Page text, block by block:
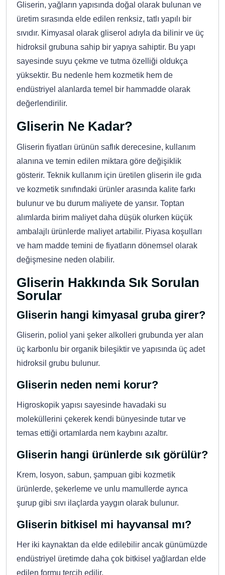
Gliserin, yağların yapısında doğal olarak bulunan ve
üretim sırasında elde edilen renksiz, tatlı yapılı bir
sıvıdır. Kimyasal olarak gliserol adıyla da bilinir ve üç
hidroksil grubuna sahip bir yapıya sahiptir. Bu yapı
sayesinde suyu çekme ve tutma özelliği oldukça
yüksektir. Bu nedenle hem kozmetik hem de
endüstriyel alanlarda temel bir hammadde olarak
değerlendirilir.
Gliserin Ne Kadar?
Gliserin fiyatları ürünün saflık derecesine, kullanım
alanına ve temin edilen miktara göre değişiklik
gösterir. Teknik kullanım için üretilen gliserin ile gıda
ve kozmetik sınıfındaki ürünler arasında kalite farkı
bulunur ve bu durum maliyete de yansır. Toptan
alımlarda birim maliyet daha düşük olurken küçük
ambalajlı ürünlerde maliyet artabilir. Piyasa koşulları
ve ham madde temini de fiyatların dönemsel olarak
değişmesine neden olabilir.
Gliserin Hakkında Sık Sorulan
Sorular
Gliserin hangi kimyasal gruba girer?
Gliserin, poliol yani şeker alkolleri grubunda yer alan
üç karbonlu bir organik bileşiktir ve yapısında üç adet
hidroksil grubu bulunur.
Gliserin neden nemi korur?
Higroskopik yapısı sayesinde havadaki su
moleküllerini çekerek kendi bünyesinde tutar ve
temas ettiği ortamlarda nem kaybını azaltır.
Gliserin hangi ürünlerde sık görülür?
Krem, losyon, sabun, şampuan gibi kozmetik
ürünlerde, şekerleme ve unlu mamullerde ayrıca
şurup gibi sıvı ilaçlarda yaygın olarak bulunur.
Gliserin bitkisel mi hayvansal mı?
Her iki kaynaktan da elde edilebilir ancak günümüzde
endüstriyel üretimde daha çok bitkisel yağlardan elde
edilen formu tercih edilir.